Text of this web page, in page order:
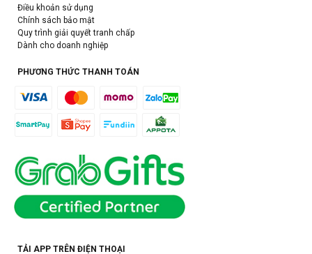
Điều khoản sử dụng
Chính sách bảo mật
Quy trình giải quyết tranh chấp
Dành cho doanh nghiệp
PHƯƠNG THỨC THANH TOÁN
TẢI APP TRÊN ĐIỆN THOẠI